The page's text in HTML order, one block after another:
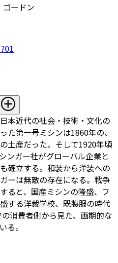
ゴードン
本近代の社会・技術・文化の
た第一号ミシンは1860年の、
土産だった。そして1920年頃
ンガー社がグローバル企業と
確立する。和装から洋装への
ーは無敵の存在になる。戦争
ると、国産ミシンの隆盛、フ
する洋裁学校、既製服の時代
消費者側から見た、画期的な
る。